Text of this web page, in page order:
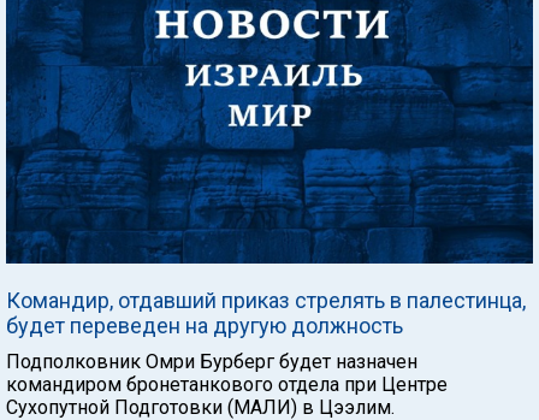
Командир, отдавший приказ стрелять в палестинца,
будет переведен на другую должность
Подполковник Омри Бурберг будет назначен
командиром бронетанкового отдела при Центре
Сухопутной Подготовки (МАЛИ) в Цээлим.